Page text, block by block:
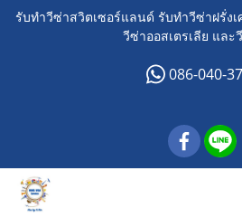
รับทำวีซ่าสวิตเซอร์แลนด์ รับทำวีซ่าฝรั่ง
วีซ่าออสเตรเลีย และ
086-040-